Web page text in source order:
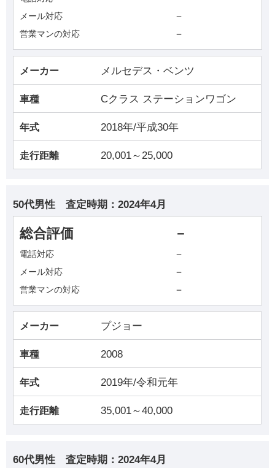
メール対応 －
営業マンの対応 －
メーカー メルセデス・ベンツ
車種 Cクラス ステーションワゴン
年式 2018年/平成30年
走行距離 20,001～25,000
50代男性 査定時期： 2024年4月
総合評価 －
電話対応 －
メール対応 －
営業マンの対応 －
メーカー プジョー
車種 2008
年式 2019年/令和元年
走行距離 35,001～40,000
60代男性 査定時期： 2024年4月